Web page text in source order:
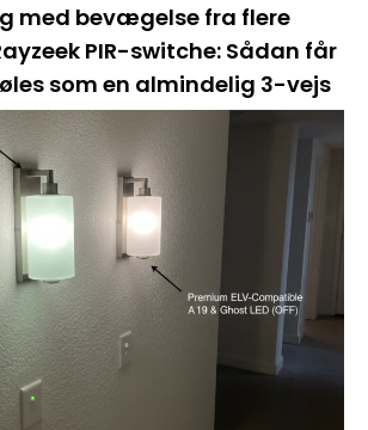
med bevægelse fra flere
PIR-switche: Sådan får
som en almindelig 3-vejs